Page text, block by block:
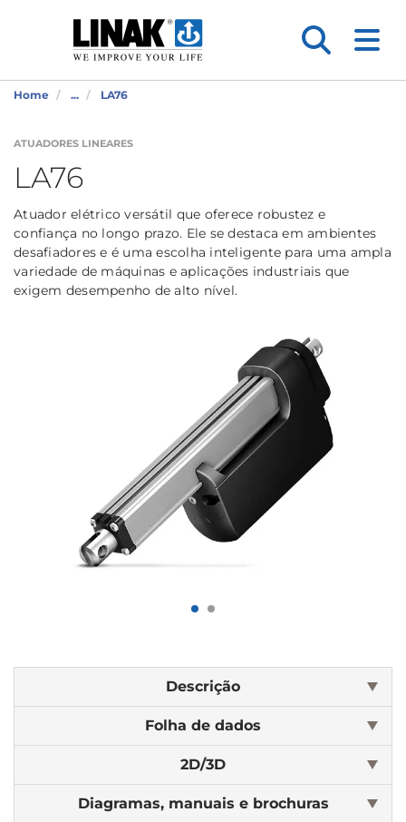
Home ... LA76
ATUADORES LINEARES
LA76
Atuador elétrico versátil que oferece robustez e
confiança no longo prazo. Ele se destaca em ambientes
desafiadores e é uma escolha inteligente para uma ampla
variedade de máquinas e aplicações industriais que
exigem desempenho de alto nível.
Descrição
Folha de dados
2D/3D
Diagramas, manuais e brochuras